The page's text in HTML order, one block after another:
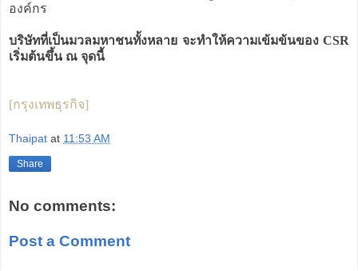
องค์กร
บริษัทที่เป็นมวลมหาชนทั้งหลาย จะทำให้ความเข้มข้นของ CSR
เริ่มต้นขึ้น ณ จุดนี้
[กรุงเทพธุรกิจ]
Thaipat at 11:53 AM
Share
No comments:
Post a Comment